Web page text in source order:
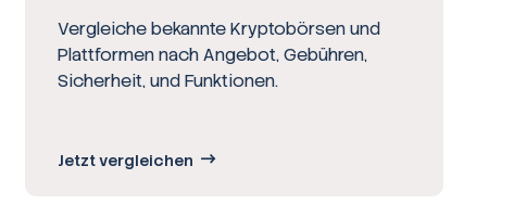
Vergleiche bekannte Kryptobörsen und
Plattformen nach Angebot, Gebühren,
Sicherheit, und Funktionen.
Jetzt vergleichen